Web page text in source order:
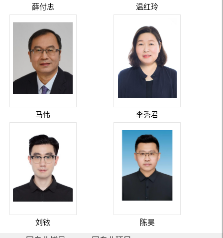
薛付忠 温红玲
马伟 李秀君
刘铱 陈昊